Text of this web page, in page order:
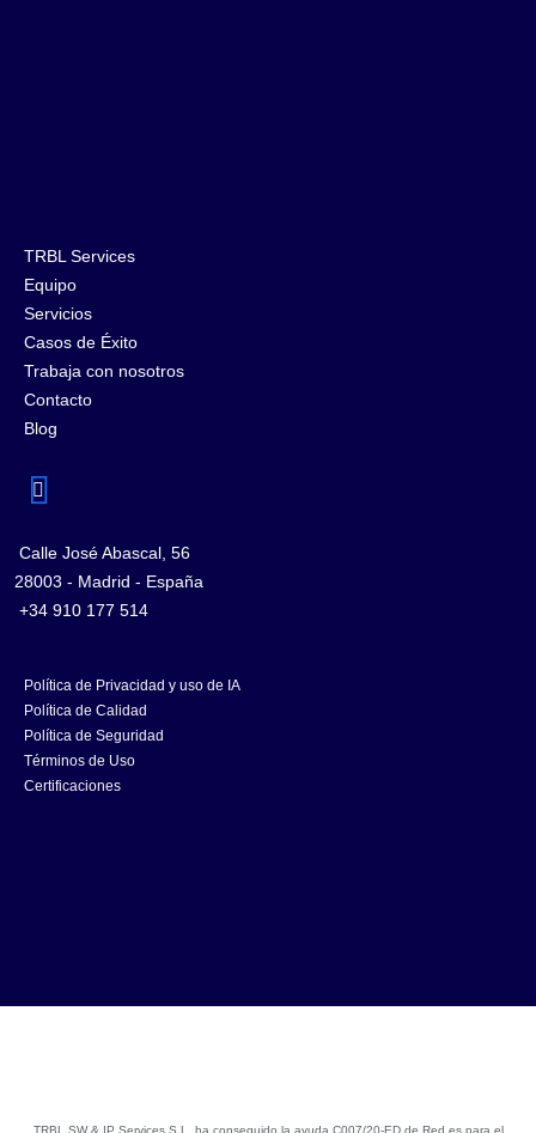
TRBL Services
Equipo
Servicios
Casos de Éxito
Trabaja con nosotros
Contacto
Blog
Calle José Abascal, 56
28003 - Madrid - España
+34 910 177 514
Política de Privacidad y uso de IA
Política de Calidad
Política de Seguridad
Términos de Uso
Certificaciones
TRBL SW & IP Services S.L. ha conseguido la ayuda C007/20-ED de Red.es para el